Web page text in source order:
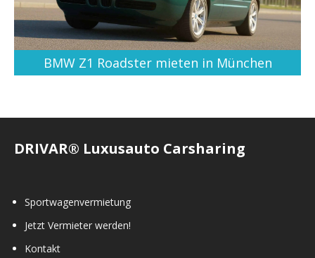
BMW Z1 Roadster mieten in München
DRIVAR® Luxusauto Carsharing
Sportwagenvermietung
Jetzt Vermieter werden!
Kontakt